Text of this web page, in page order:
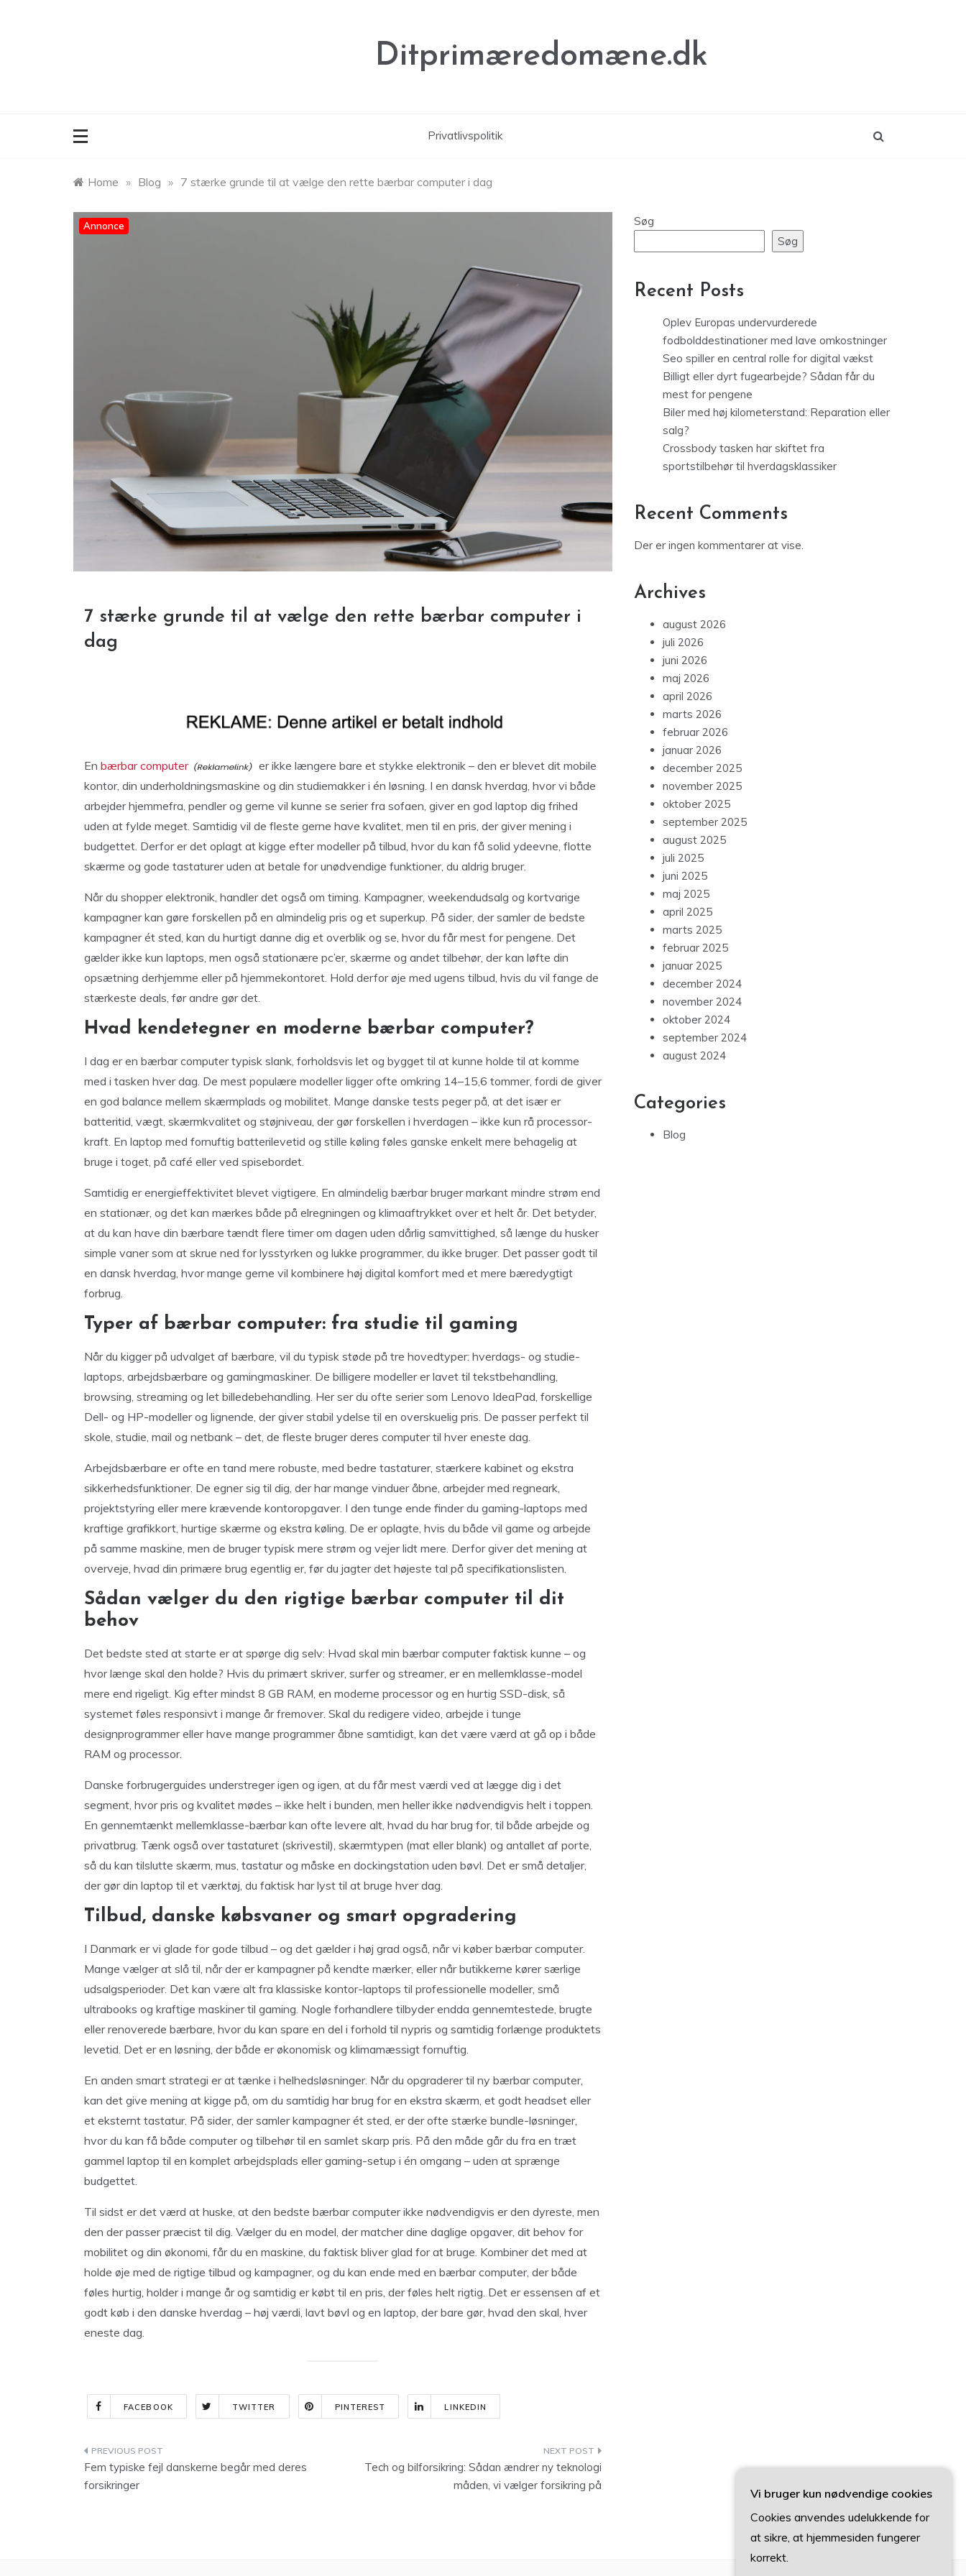
Ditprimæredomæne.dk
Privatlivspolitik
Home » Blog » 7 stærke grunde til at vælge den rette bærbar computer i dag
Annonce
7 stærke grunde til at vælge den rette bærbar computer i
dag
En bærbar computer
er ikke længere bare et stykke elektronik – den er blevet dit mobile
kontor, din underholdningsmaskine og din studiemakker i én løsning. I en dansk hverdag, hvor vi både
arbejder hjemmefra, pendler og gerne vil kunne se serier fra sofaen, giver en god laptop dig frihed
uden at fylde meget. Samtidig vil de fleste gerne have kvalitet, men til en pris, der giver mening i
budgettet. Derfor er det oplagt at kigge efter modeller på tilbud, hvor du kan få solid ydeevne, flotte
skærme og gode tastaturer uden at betale for unødvendige funktioner, du aldrig bruger.
Når du shopper elektronik, handler det også om timing. Kampagner, weekendudsalg og kortvarige
kampagner kan gøre forskellen på en almindelig pris og et superkup. På sider, der samler de bedste
kampagner ét sted, kan du hurtigt danne dig et overblik og se, hvor du får mest for pengene. Det
gælder ikke kun laptops, men også stationære pc’er, skærme og andet tilbehør, der kan løfte din
opsætning derhjemme eller på hjemmekontoret. Hold derfor øje med ugens tilbud, hvis du vil fange de
stærkeste deals, før andre gør det.
Hvad kendetegner en moderne bærbar computer?
I dag er en bærbar computer typisk slank, forholdsvis let og bygget til at kunne holde til at komme
med i tasken hver dag. De mest populære modeller ligger ofte omkring 14–15,6 tommer, fordi de giver
en god balance mellem skærmplads og mobilitet. Mange danske tests peger på, at det især er
batteritid, vægt, skærmkvalitet og støjniveau, der gør forskellen i hverdagen – ikke kun rå processor-
kraft. En laptop med fornuftig batterilevetid og stille køling føles ganske enkelt mere behagelig at
bruge i toget, på café eller ved spisebordet.
Samtidig er energieffektivitet blevet vigtigere. En almindelig bærbar bruger markant mindre strøm end
en stationær, og det kan mærkes både på elregningen og klimaaftrykket over et helt år. Det betyder,
at du kan have din bærbare tændt flere timer om dagen uden dårlig samvittighed, så længe du husker
simple vaner som at skrue ned for lysstyrken og lukke programmer, du ikke bruger. Det passer godt til
en dansk hverdag, hvor mange gerne vil kombinere høj digital komfort med et mere bæredygtigt
forbrug.
Typer af bærbar computer: fra studie til gaming
Når du kigger på udvalget af bærbare, vil du typisk støde på tre hovedtyper: hverdags- og studie-
laptops, arbejdsbærbare og gamingmaskiner. De billigere modeller er lavet til tekstbehandling,
browsing, streaming og let billedebehandling. Her ser du ofte serier som Lenovo IdeaPad, forskellige
Dell- og HP-modeller og lignende, der giver stabil ydelse til en overskuelig pris. De passer perfekt til
skole, studie, mail og netbank – det, de fleste bruger deres computer til hver eneste dag.
Arbejdsbærbare er ofte en tand mere robuste, med bedre tastaturer, stærkere kabinet og ekstra
sikkerhedsfunktioner. De egner sig til dig, der har mange vinduer åbne, arbejder med regneark,
projektstyring eller mere krævende kontoropgaver. I den tunge ende finder du gaming-laptops med
kraftige grafikkort, hurtige skærme og ekstra køling. De er oplagte, hvis du både vil game og arbejde
på samme maskine, men de bruger typisk mere strøm og vejer lidt mere. Derfor giver det mening at
overveje, hvad din primære brug egentlig er, før du jagter det højeste tal på specifikationslisten.
Sådan vælger du den rigtige bærbar computer til dit
behov
Det bedste sted at starte er at spørge dig selv: Hvad skal min bærbar computer faktisk kunne – og
hvor længe skal den holde? Hvis du primært skriver, surfer og streamer, er en mellemklasse-model
mere end rigeligt. Kig efter mindst 8 GB RAM, en moderne processor og en hurtig SSD-disk, så
systemet føles responsivt i mange år fremover. Skal du redigere video, arbejde i tunge
designprogrammer eller have mange programmer åbne samtidigt, kan det være værd at gå op i både
RAM og processor.
Danske forbrugerguides understreger igen og igen, at du får mest værdi ved at lægge dig i det
segment, hvor pris og kvalitet mødes – ikke helt i bunden, men heller ikke nødvendigvis helt i toppen.
En gennemtænkt mellemklasse-bærbar kan ofte levere alt, hvad du har brug for, til både arbejde og
privatbrug. Tænk også over tastaturet (skrivestil), skærmtypen (mat eller blank) og antallet af porte,
så du kan tilslutte skærm, mus, tastatur og måske en dockingstation uden bøvl. Det er små detaljer,
der gør din laptop til et værktøj, du faktisk har lyst til at bruge hver dag.
Tilbud, danske købsvaner og smart opgradering
I Danmark er vi glade for gode tilbud – og det gælder i høj grad også, når vi køber bærbar computer.
Mange vælger at slå til, når der er kampagner på kendte mærker, eller når butikkerne kører særlige
udsalgsperioder. Det kan være alt fra klassiske kontor-laptops til professionelle modeller, små
ultrabooks og kraftige maskiner til gaming. Nogle forhandlere tilbyder endda gennemtestede, brugte
eller renoverede bærbare, hvor du kan spare en del i forhold til nypris og samtidig forlænge produktets
levetid. Det er en løsning, der både er økonomisk og klimamæssigt fornuftig.
En anden smart strategi er at tænke i helhedsløsninger. Når du opgraderer til ny bærbar computer,
kan det give mening at kigge på, om du samtidig har brug for en ekstra skærm, et godt headset eller
et eksternt tastatur. På sider, der samler kampagner ét sted, er der ofte stærke bundle-løsninger,
hvor du kan få både computer og tilbehør til en samlet skarp pris. På den måde går du fra en træt
gammel laptop til en komplet arbejdsplads eller gaming-setup i én omgang – uden at sprænge
budgettet.
Til sidst er det værd at huske, at den bedste bærbar computer ikke nødvendigvis er den dyreste, men
den der passer præcist til dig. Vælger du en model, der matcher dine daglige opgaver, dit behov for
mobilitet og din økonomi, får du en maskine, du faktisk bliver glad for at bruge. Kombiner det med at
holde øje med de rigtige tilbud og kampagner, og du kan ende med en bærbar computer, der både
føles hurtig, holder i mange år og samtidig er købt til en pris, der føles helt rigtig. Det er essensen af et
godt køb i den danske hverdag – høj værdi, lavt bøvl og en laptop, der bare gør, hvad den skal, hver
eneste dag.
FACEBOOK TWITTER PINTEREST LINKEDIN
Indlægsnavigation
Fem typiske fejl danskerne begår med deres
forsikringer
Tech og bilforsikring: Sådan ændrer ny teknologi
måden, vi vælger forsikring på
Søg
Søg
Recent Posts
Oplev Europas undervurderede
fodbolddestinationer med lave omkostninger
Seo spiller en central rolle for digital vækst
Billigt eller dyrt fugearbejde? Sådan får du
mest for pengene
Biler med høj kilometerstand: Reparation eller
salg?
Crossbody tasken har skiftet fra
sportstilbehør til hverdagsklassiker
Recent Comments
Der er ingen kommentarer at vise.
Archives
august 2026
juli 2026
juni 2026
maj 2026
april 2026
marts 2026
februar 2026
januar 2026
december 2025
november 2025
oktober 2025
september 2025
august 2025
juli 2025
juni 2025
maj 2025
april 2025
marts 2025
februar 2025
januar 2025
december 2024
november 2024
oktober 2024
september 2024
august 2024
Categories
Blog
Vi bruger kun nødvendige cookies
Cookies anvendes udelukkende for
at sikre, at hjemmesiden fungerer
korrekt.